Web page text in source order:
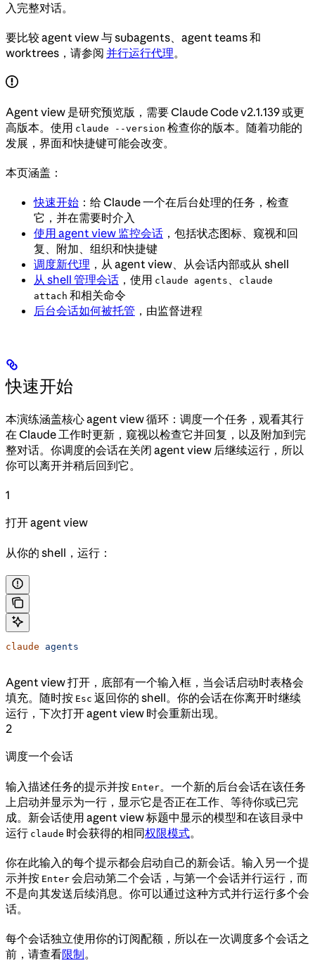
入完整对话。
要比较 agent view 与 subagents、agent teams 和
worktrees，请参阅 并行运行代理。
Agent view 是研究预览版，需要 Claude Code v2.1.139 或更
高版本。使用 claude --version 检查你的版本。随着功能的
发展，界面和快捷键可能会改变。
本页涵盖：
快速开始 ：给 Claude 一个在后台处理的任务，检查
它，并在需要时介入
使用 agent view 监控会话 ，包括状态图标、窥视和回
复、附加、组织和快捷键
调度新代理 ，从 agent view、从会话内部或从 shell
从 shell 管理会话 ，使用 claude agents 、
claude
attach 和相关命令
后台会话如何被托管 ，由监督进程
快速开始
本演练涵盖核心 agent view 循环：调度一个任务，观看其行
在 Claude 工作时更新，窥视以检查它并回复，以及附加到完
整对话。你调度的会话在关闭 agent view 后继续运行，所以
你可以离开并稍后回到它。
1
打开 agent view
从你的 shell，运行：
claude agents
Agent view 打开，底部有一个输入框，当会话启动时表格会
填充。随时按 Esc 返回你的 shell。你的会话在你离开时继续
运行，下次打开 agent view 时会重新出现。
2
调度一个会话
输入描述任务的提示并按 Enter。一个新的后台会话在该任务
上启动并显示为一行，显示它是否正在工作、等待你或已完
成。新会话使用 agent view 标题中显示的模型和在该目录中
运行 claude 时会获得的相同权限模式。
你在此输入的每个提示都会启动自己的新会话。输入另一个提
示并按 Enter 会启动第二个会话，与第一个会话并行运行，而
不是向其发送后续消息。你可以通过这种方式并行运行多个会
话。
每个会话独立使用你的订阅配额，所以在一次调度多个会话之
前，请查看限制。